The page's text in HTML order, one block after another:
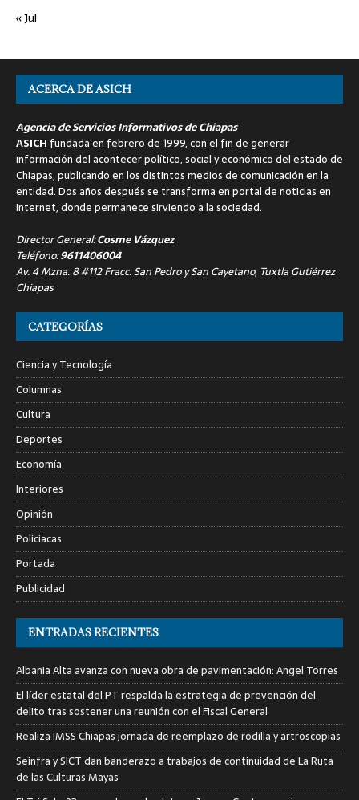
« Jul
ACERCA DE ASICH
Agencia de Servicios Informativos de Chiapas
ASICH fundada en febrero de 1999, con el fin de generar
información del acontecer político, social y económico del estado de
Chiapas, publicando en los distintos medios de comunicación en la
entidad. Dos años después se transforma en portal de noticias en
internet, donde permanece sirviendo a la sociedad.
Director General:Cosme Vázquez
Teléfono:9611406004
Av. 4 Mzna. 8 #112 Fracc. San Pedro y San Cayetano, Tuxtla Gutiérrez
Chiapas
CATEGORÍAS
Ciencia y Tecnología
Columnas
Cultura
Deportes
Economía
Interiores
Opinión
Policiacas
Portada
Publicidad
ENTRADAS RECIENTES
Albania Alta avanza con nueva obra de pavimentación: Angel Torres
El líder estatal del PT respalda la estrategia de prevención del
delito tras sostener una reunión con el Fiscal General
Realiza IMSS Chiapas jornada de reemplazo de rodilla y artroscopias
Seinfra y SICT dan banderazo a trabajos de continuidad de La Ruta
de las Culturas Mayas